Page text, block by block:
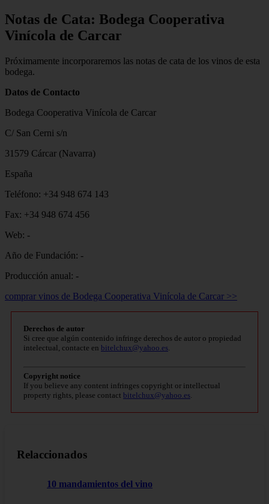
Notas de Cata: Bodega Cooperativa
Vinícola de Carcar
Próximamente incorporaremos las notas de cata de los vinos de esta
bodega.
Datos de Contacto
Bodega Cooperativa Vinícola de Carcar
C/ San Cerni s/n
31579 Cárcar (Navarra)
España
Teléfono: +34 948 674 143
Fax: +34 948 674 456
Web: -
Año de Fundación: -
Producción anual: -
comprar vinos de Bodega Cooperativa Vinícola de Carcar >>
Derechos de autor
Si cree que algún contenido infringe derechos de autor o propiedad
intelectual, contacte en bitelchux@yahoo.es.
Copyright notice
If you believe any content infringes copyright or intellectual
property rights, please contact bitelchux@yahoo.es.
Relaccionados
10 mandamientos del vino